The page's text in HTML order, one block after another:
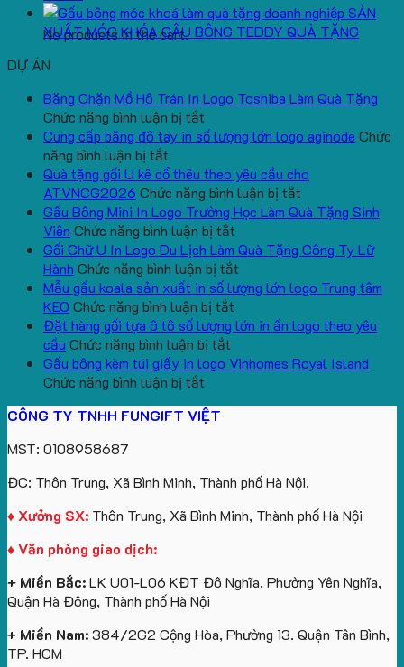
No products in the cart.
SẢN
XUẤT MÓC KHÓA GẤU BÔNG TEDDY QUÀ TẶNG
DỰ ÁN
Băng Chặn Mồ Hô Trán In Logo Toshiba Làm Quà Tặng
Chức năng bình luận bị tắt
Băng
Mồ
Hô
Trán
In
Logo
Toshiba
Làm
Quà
Tặng
Cung cấp băng đô tay in số lượng lớn logo aginode Chức
năng bình luận bị tắt
Cung
cấp
băng
đô
tay
in
số
lượng
lớn
logo
aginode
Quà tặng gối U kê cổ thêu theo yêu cầu cho
ATVNCG2026 Chức năng bình luận bị tắt
Quà
gối
kê
thêu
yêu
Gấu Bông Mini In Logo Trường Học Làm Quà Tặng Sinh
Viên Chức năng bình luận bị tắt
Gấu
Bông
Mini
Logo
Học
Gối Chữ U In Logo Du Lịch Làm Quà Tặng Công Ty Lữ
Hành Chức năng bình luận bị tắt
Gối
U
Logo
Công
Ty
Lữ
Mẫu gấu koala sản xuất in số lượng lớn logo Trung tâm
KEO Chức năng bình luận bị tắt
Mẫu
koala
lớn
logo
Trung
Đặt hàng gối tựa ô tô số lượng lớn in ấn logo theo yêu
cầu Chức năng bình luận bị tắt
Đặt
số
lượng
lớn
theo
cầu
Gấu bông kèm túi giấy in logo Vinhomes Royal Island
Chức năng bình luận bị tắt
bông
giấy
logo
CÔNG TY TNHH FUNGIFT VIỆT
MST: 0108958687
ĐC: Thôn Trung, Xã Bình Minh, Thành phố Hà Nội.
♦ Xưởng SX: Thôn Trung, Xã Bình Minh, Thành phố Hà Nội
♦ Văn phòng giao dịch:
+ Miền Bắc:LK U01-L06 KĐT Đô Nghĩa, Phường Yên Nghĩa,
Quận Hà Đông, Thành phố Hà Nội
+ Miền Nam:384/2G2 Cộng Hòa, Phường 13. Quận Tân Bình,
TP. HCM